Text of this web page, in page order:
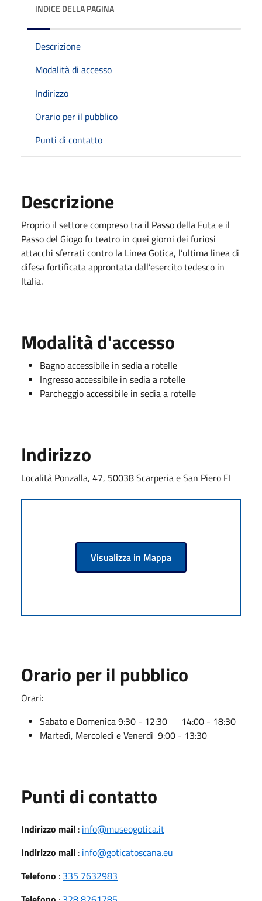
INDICE DELLA PAGINA
Descrizione
Modalità di accesso
Indirizzo
Orario per il pubblico
Punti di contatto
Descrizione
Proprio il settore compreso tra il Passo della Futa e il
Passo del Giogo fu teatro in quei giorni dei furiosi
attacchi sferrati contro la Linea Gotica, l’ultima linea di
difesa fortificata approntata dall’esercito tedesco in
Italia.
Modalità d'accesso
Bagno accessibile in sedia a rotelle
Ingresso accessibile in sedia a rotelle
Parcheggio accessibile in sedia a rotelle
Indirizzo
Località Ponzalla, 47, 50038 Scarperia e San Piero FI
Visualizza in Mappa
Orario per il pubblico
Orari:
Sabato e Domenica 9:30 - 12:30 14:00 - 18:30
Martedì, Mercoledì e Venerdì 9:00 - 13:30
Punti di contatto
Indirizzo mail : info@museogotica.it
Indirizzo mail : info@goticatoscana.eu
Telefono : 335 7632983